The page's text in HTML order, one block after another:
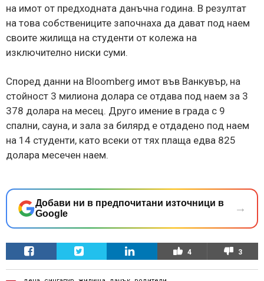
на имот от предходната данъчна година. В резултат
на това собствениците започнаха да дават под наем
своите жилища на студенти от колежа на
изключително ниски суми.
Според данни на Bloomberg имот във Ванкувър, на
стойност 3 милиона долара се отдава под наем за 3
378 долара на месец. Друго имение в града с 9
спални, сауна, и зала за билярд е отдадено под наем
на 14 студенти, като всеки от тях плаща едва 825
долара месечен наем.
Добави ни в предпочитани източници в
Google
→
4 3